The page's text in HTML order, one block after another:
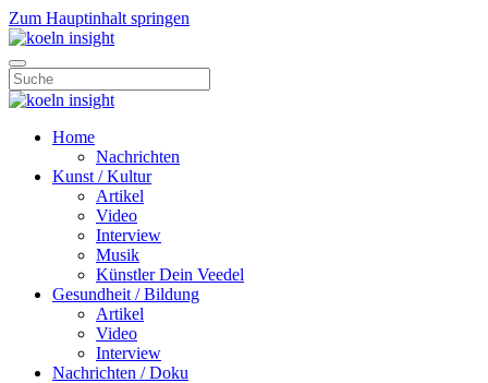
Zum Hauptinhalt springen
Home
Nachrichten
Kunst / Kultur
Artikel
Video
Interview
Musik
Künstler Dein Veedel
Gesundheit / Bildung
Artikel
Video
Interview
Nachrichten / Doku